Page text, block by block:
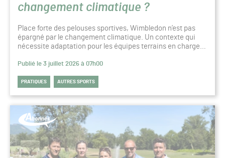
changement climatique ?
Place forte des pelouses sportives, Wimbledon n’est pas
épargné par le changement climatique. Un contexte qui
nécessite adaptation pour les équipes terrains en charge…
Publié le 3 juillet 2026 à 07h00
PRATIQUES AUTRES SPORTS